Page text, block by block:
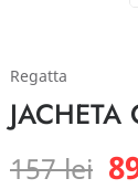
Regatta
157 lei